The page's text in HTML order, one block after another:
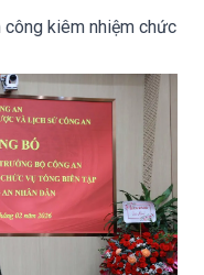
kiêm nhiệm chức